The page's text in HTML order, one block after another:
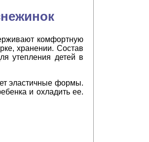
комфортную
хранении. Состав
утепления детей в
эластичные формы.
и охладить ее.